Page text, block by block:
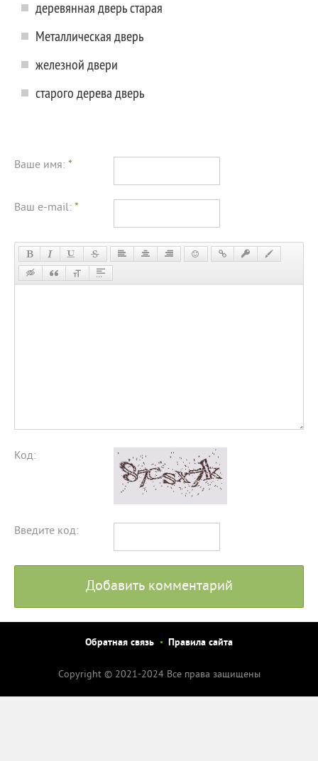
деревянная дверь старая
Металлическая дверь
железной двери
старого дерева дверь
Ваше имя: *
Ваш e-mail: *
Код:
Введите код:
Добавить комментарий
Обратная связь Правила сайта
Copyright © 2021-2024 Все права защищены